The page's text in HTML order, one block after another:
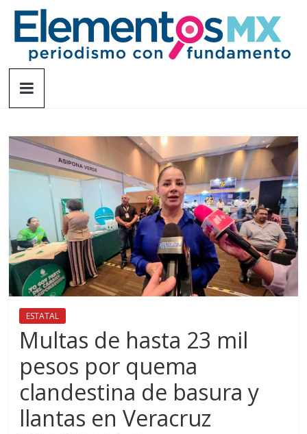
Saltar
contenido
Elementosmx
fundamento
ESTATAL
Multas de hasta 23 mil
pesos por quema
clandestina de basura y
llantas en Veracruz